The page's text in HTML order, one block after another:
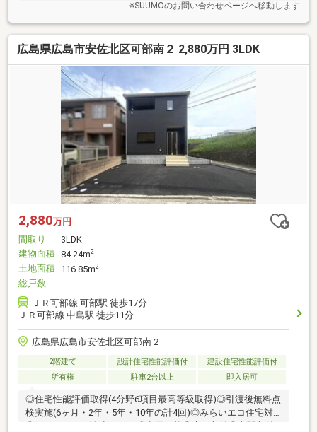
※SUUMOのお問い合わせページへ移動します
広島県広島市安佐北区可部南２ 2,880万円 3LDK
2,880万円
間取り
3LDK
建物面積 84.24m2
土地面積 116.85m2
総戸数
-
ＪＲ可部線 可部駅 徒歩17分
ＪＲ可部線 中島駅 徒歩11分
広島県広島市安佐北区可部南２
2階建て 設計住宅性能評価付
建設住宅性能評価付
所有権
駐車2台以上 即入居可
◎住宅性能評価取得(4分野6項目最高等級取得)◎引渡後無料点
検実施(6ヶ月・2年・5年・10年の計4回)◎みらいエコ住宅対象